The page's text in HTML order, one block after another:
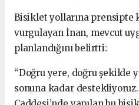
Bisiklet yollarına prensipte
vurgulayan İnan, mevcut
planlandığını belirtti:
“Doğru yere, doğru şekilde
sonuna kadar